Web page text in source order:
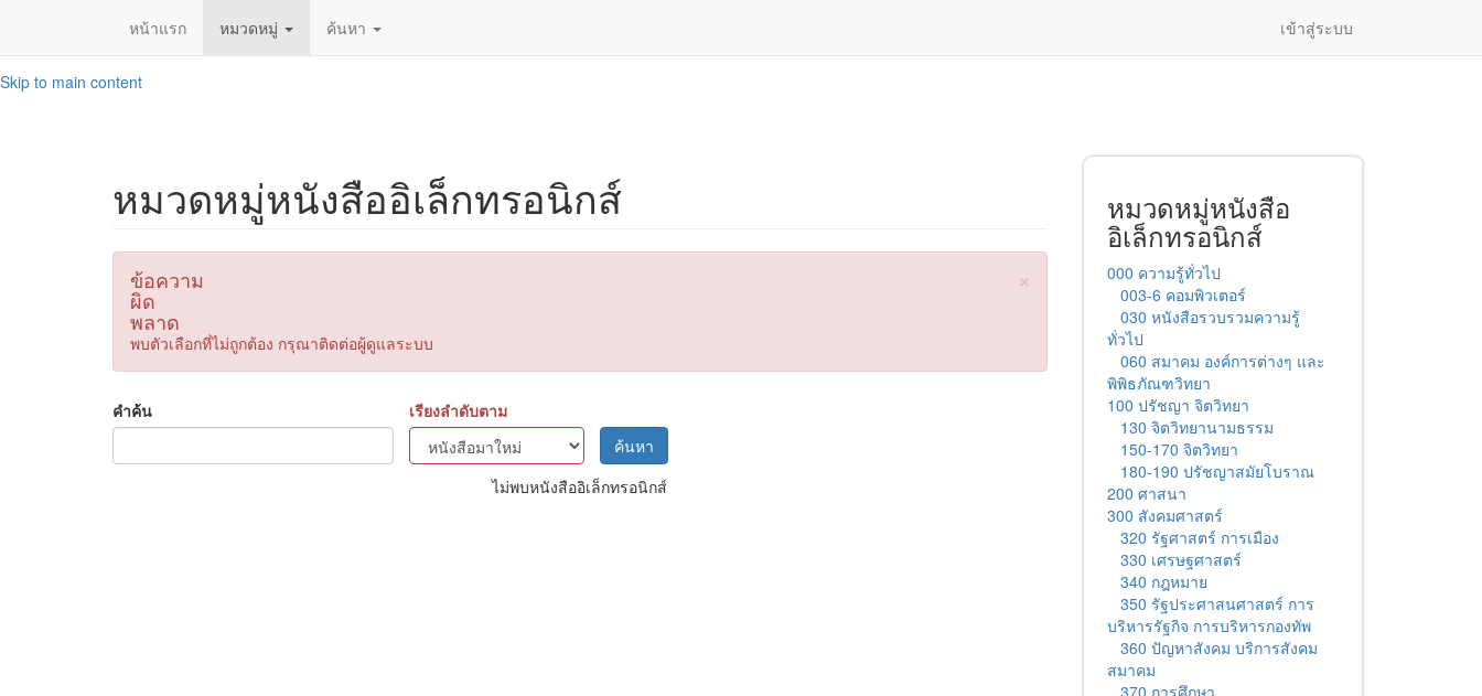
Skip to main content
หน้าแรก หมวดหมู่ ค้นหา เข้าสู่ระบบ
หมวดหมู่หนังสืออิเล็กทรอนิกส์
×
ข้อความ
ผิด
พลาด
พบตัวเลือกที่ไม่ถูกต้อง กรุณาติดต่อผู้ดูแลระบบ
คำค้น
เรียงลำดับตาม
ค้นหา
ไม่พบหนังสืออิเล็กทรอนิกส์
หมวดหมู่หนังสือ
อิเล็กทรอนิกส์
000 ความรู้ทั่วไป
003-6 คอมพิวเตอร์
030 หนังสือรวบรวมความรู้
ทั่วไป
060 สมาคม องค์การต่างๆ และ
พิพิธภัณฑวิทยา
100 ปรัชญา จิตวิทยา
130 จิตวิทยานามธรรม
150-170 จิตวิทยา
180-190 ปรัชญาสมัยโบราณ
200 ศาสนา
300 สังคมศาสตร์
320 รัฐศาสตร์ การเมือง
330 เศรษฐศาสตร์
340 กฎหมาย
350 รัฐประศาสนศาสตร์ การ
บริหารรัฐกิจ การบริหารกองทัพ
360 ปัญหาสังคม บริการสังคม
สมาคม
370 การศึกษา